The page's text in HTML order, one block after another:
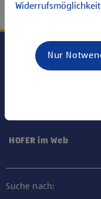
HOFER im Web
Suche nach:
Nur